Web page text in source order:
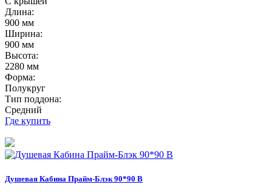
Длина:
900 мм
Ширина:
900 мм
Высота:
2280 мм
Форма:
Полукруг
Тип поддона:
Средний
Где купить
Душевая Кабина Прайм-Блэк 90*90 В